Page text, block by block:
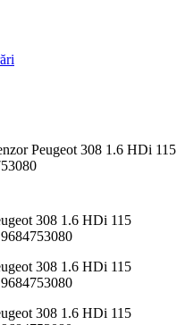
Peugeot 308 1.6 HDi 115